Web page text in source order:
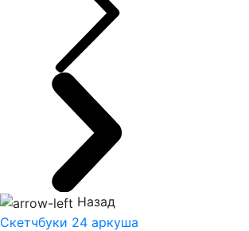
Назад
Скетчбуки 24 аркуша